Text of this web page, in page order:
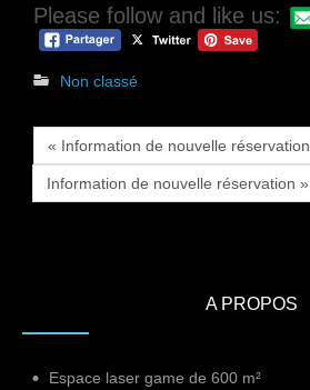
Please follow and like us:
Non classé
« Information de nouvelle réservation
Information de nouvelle réservation »
A PROPOS
Espace laser game de 600 m²